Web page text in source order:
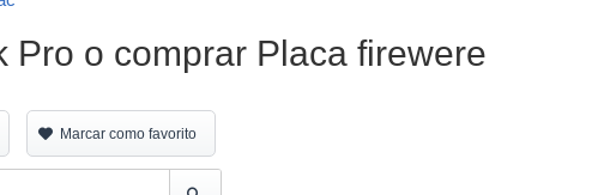
Pro o comprar Placa firewere
Marcar como favorito